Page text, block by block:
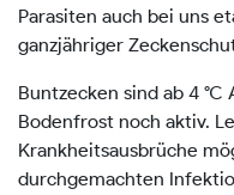
Parasiten auch bei uns
ganzjähriger
Buntzecken sind ab 4
Bodenfrost noch aktiv.
Krankheitsausbrüche
durchgemachten